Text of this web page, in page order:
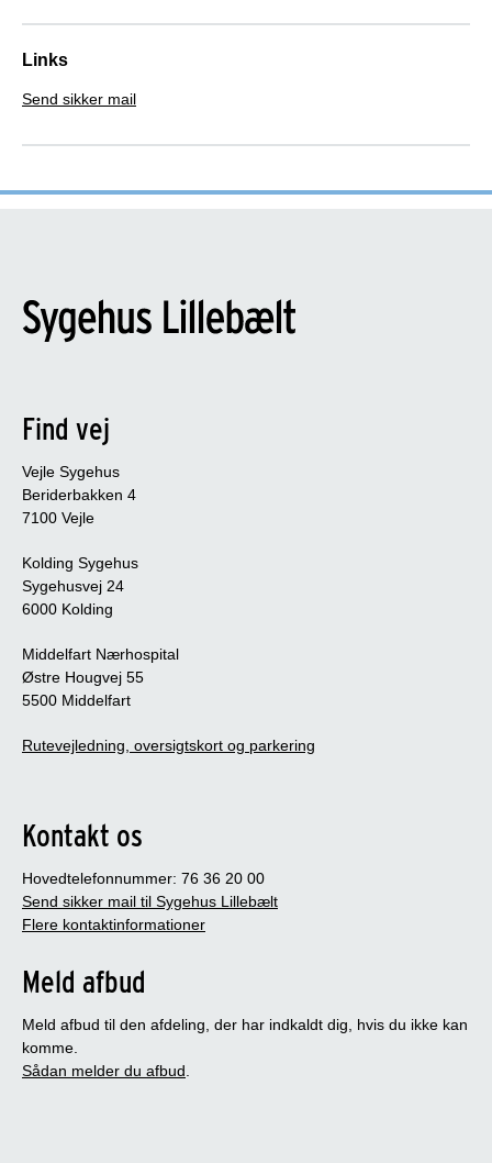
Links
Send sikker mail
Find vej
Vejle Sygehus
Beriderbakken 4
7100 Vejle
Kolding Sygehus
Sygehusvej 24
6000 Kolding
Middelfart Nærhospital
Østre Hougvej 55
5500 Middelfart
Rutevejledning, oversigtskort og parkering
Kontakt os
Hovedtelefonnummer: 76 36 20 00
Send sikker mail til Sygehus Lillebælt
Flere kontaktinformationer
Meld afbud
Meld afbud til den afdeling, der har indkaldt dig, hvis du ikke kan
komme.
Sådan melder du afbud.